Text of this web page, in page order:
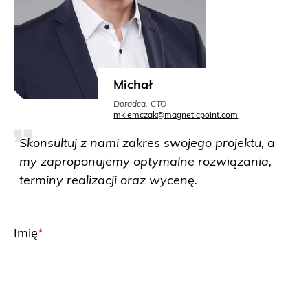
Michał
Doradca, CTO
Skonsultuj z nami zakres swojego projektu, a
my zaproponujemy optymalne rozwiązania,
terminy realizacji oraz wycenę.
mklemczak@magneticpoint.com
Imię